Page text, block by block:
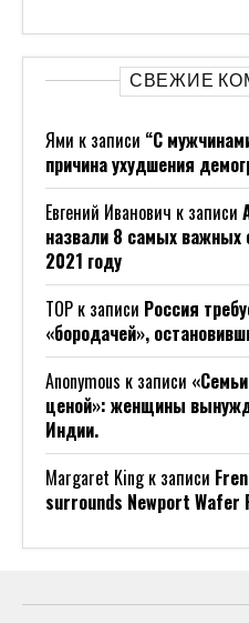
СВЕЖИЕ
Ями к записи “С
причина ухудшения
Евгений Иванович к записи
назвали 8 самых важных
2021 году
ТОР к записи Россия
«бородачей»,
Anonymous к записи
ценой»: женщины
Индии.
Margaret Kingк записи
surrounds Newport Wafer